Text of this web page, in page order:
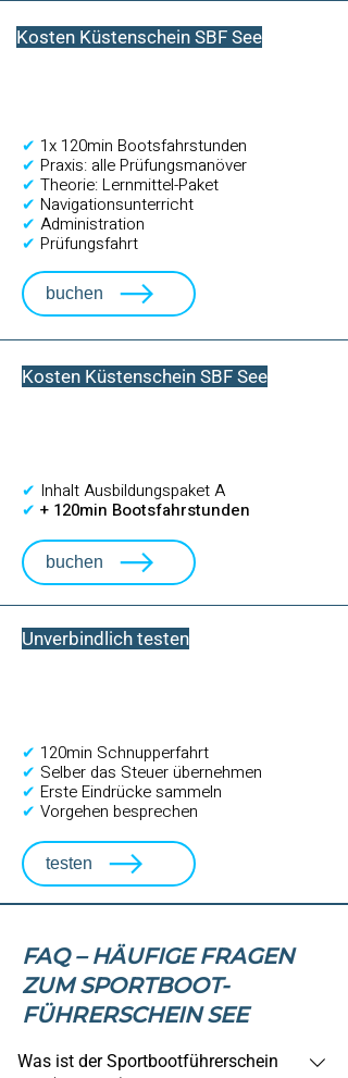
Kosten Küstenschein SBF See
✔ 1x 120min Bootsfahrstunden
✔ Praxis: alle Prüfungsmanöver
✔ Theorie: Lernmittel-Paket
✔ Navigationsunterricht
✔ Administration
✔ Prüfungsfahrt
buchen
Kosten Küstenschein SBF See
✔ Inhalt Ausbildungspaket A
✔ + 120min Bootsfahrstunden
buchen
Unverbindlich testen
✔ 120min Schnupperfahrt
✔ Selber das Steuer übernehmen
✔ Erste Eindrücke sammeln
✔ Vorgehen besprechen
testen
FAQ – HÄUFIGE FRAGEN
ZUM SPORTBOOT-
FÜHRERSCHEIN SEE
Was ist der Sportbootführerschein